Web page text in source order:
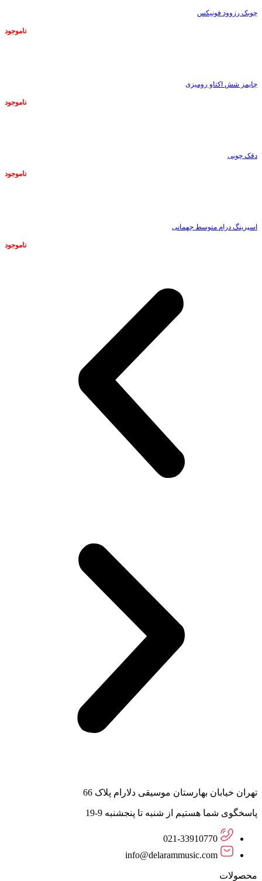
چوبک رزوود فونیکس
ناموجود
چایمز شش اکتاو رومیزی
ناموجود
دقک چوبی
ناموجود
اسپرینگ درام متوسط جهمانی
ناموجود
تهران خیابان بهارستان موسیقی دلارام پلاک 66
پاسخگوی شما هستیم از شنبه تا پنجشنبه 9-19
021-33910770
info@delarammusic.com
محصولات